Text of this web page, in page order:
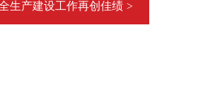
生产建设工作再创佳绩 >